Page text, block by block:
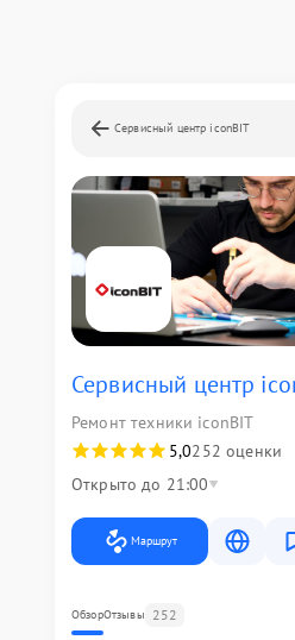
Сервисный центр iconBIT
Сервисный центр
Ремонт техники iconBIT
5,0252 оценки
Открыто до 21:00
Маршрут
ОбзорОтзывы 252